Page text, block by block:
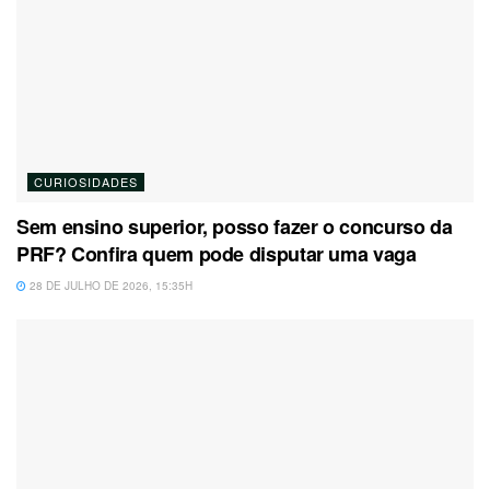
CURIOSIDADES
Sem ensino superior, posso fazer o concurso da
PRF? Confira quem pode disputar uma vaga
28 DE JULHO DE 2026, 15:35H